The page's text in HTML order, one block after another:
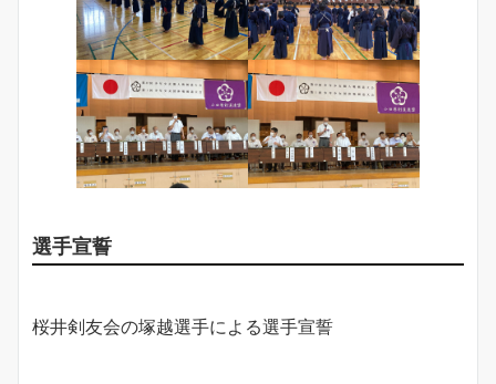
選手宣誓
桜井剣友会の塚越選手による選手宣誓